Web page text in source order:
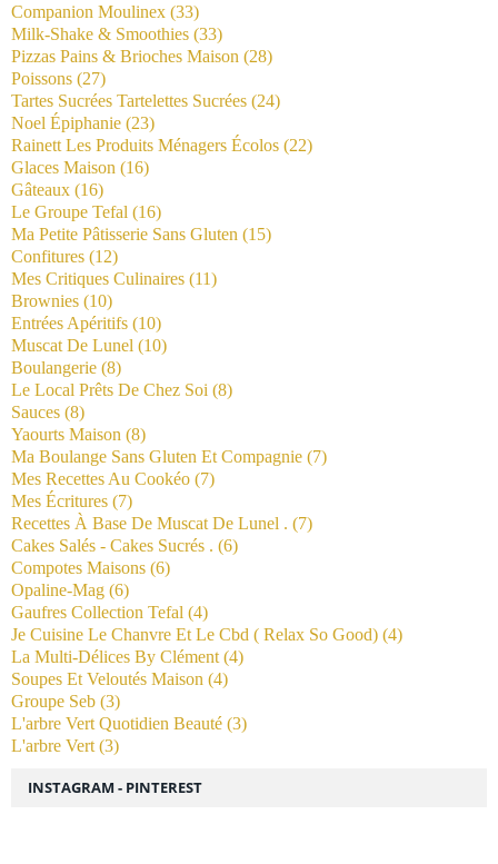
Companion Moulinex (33)
Milk-Shake & Smoothies (33)
Pizzas Pains & Brioches Maison (28)
Poissons (27)
Tartes Sucrées Tartelettes Sucrées (24)
Noel Épiphanie (23)
Rainett Les Produits Ménagers Écolos (22)
Glaces Maison (16)
Gâteaux (16)
Le Groupe Tefal (16)
Ma Petite Pâtisserie Sans Gluten (15)
Confitures (12)
Mes Critiques Culinaires (11)
Brownies (10)
Entrées Apéritifs (10)
Muscat De Lunel (10)
Boulangerie (8)
Le Local Prêts De Chez Soi (8)
Sauces (8)
Yaourts Maison (8)
Ma Boulange Sans Gluten Et Compagnie (7)
Mes Recettes Au Cookéo (7)
Mes Écritures (7)
Recettes À Base De Muscat De Lunel . (7)
Cakes Salés - Cakes Sucrés . (6)
Compotes Maisons (6)
Opaline-Mag (6)
Gaufres Collection Tefal (4)
Je Cuisine Le Chanvre Et Le Cbd ( Relax So Good) (4)
La Multi-Délices By Clément (4)
Soupes Et Veloutés Maison (4)
Groupe Seb (3)
L'arbre Vert Quotidien Beauté (3)
L'arbre Vert (3)
INSTAGRAM - PINTEREST